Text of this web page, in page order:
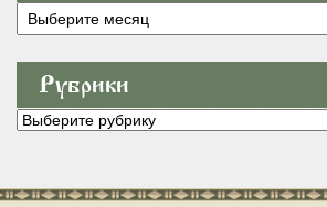
Архив
новостей
Рубрики
Рубрики